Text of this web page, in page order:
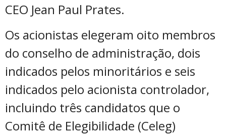
CEO Jean Paul Prates.
Os acionistas elegeram oito membros
do conselho de administração, dois
indicados pelos minoritários e seis
indicados pelo acionista controlador,
incluindo três candidatos que o
Comitê de Elegibilidade (Celeg)